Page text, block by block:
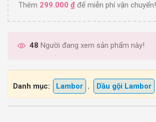
Thêm 299.000 ₫ để miễn phí vận chuyển!
48 Người đang xem sản phẩm này!
Danh mục: Lambor , Dầu gội Lambor